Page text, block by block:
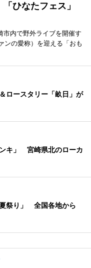
ひなたフェス」
内で野外ライブを開催す
ンの愛称）を迎える「おも
ロースタリー「畝日」が
キ」 宮崎県北のローカ
祭り」 全国各地から